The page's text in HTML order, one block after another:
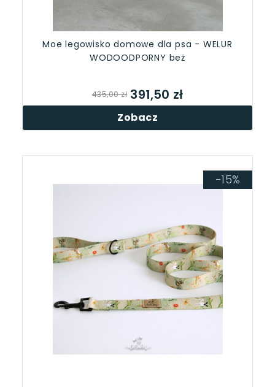
Moe legowisko domowe dla psa - WELUR
WODOODPORNY beż
435,00 zł 391,50 zł
Zobacz
-15%